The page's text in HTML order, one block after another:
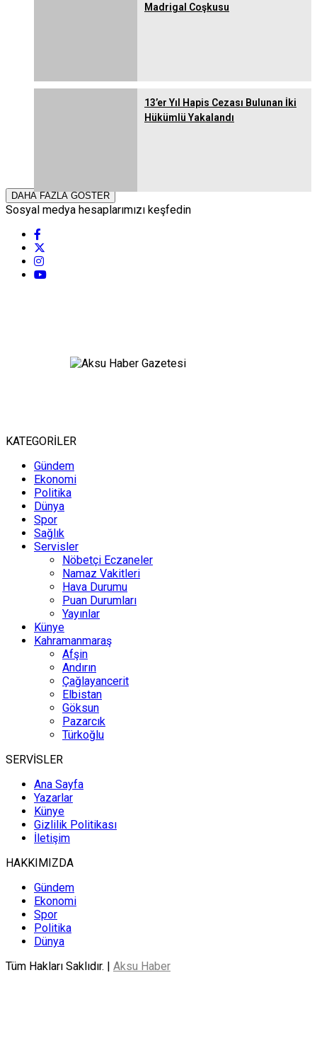
Madrigal Coşkusu
13’er Yıl Hapis Cezası Bulunan İki
Hükümlü Yakalandı
DAHA FAZLA GÖSTER
Sosyal medya hesaplarımızı keşfedin
KATEGORİLER
Gündem
Ekonomi
Politika
Dünya
Spor
Sağlık
Servisler
Nöbetçi Eczaneler
Namaz Vakitleri
Hava Durumu
Puan Durumları
Yayınlar
Künye
Kahramanmaraş
Afşin
Andırın
Çağlayancerit
Elbistan
Göksun
Pazarcık
Türkoğlu
SERVİSLER
Ana Sayfa
Yazarlar
Künye
Gizlilik Politikası
İletişim
HAKKIMIZDA
Gündem
Ekonomi
Spor
Politika
Dünya
Tüm Hakları Saklıdır. | Aksu Haber